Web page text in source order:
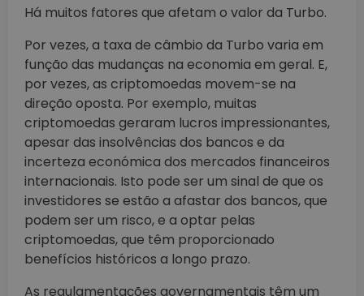
Há muitos fatores que afetam o valor da Turbo.
Por vezes, a taxa de câmbio da Turbo varia em
função das mudanças na economia em geral. E,
por vezes, as criptomoedas movem-se na
direção oposta. Por exemplo, muitas
criptomoedas geraram lucros impressionantes,
apesar das insolvências dos bancos e da
incerteza económica dos mercados financeiros
internacionais. Isto pode ser um sinal de que os
investidores se estão a afastar dos bancos, que
podem ser um risco, e a optar pelas
criptomoedas, que têm proporcionado
benefícios históricos a longo prazo.
As regulamentações governamentais têm um